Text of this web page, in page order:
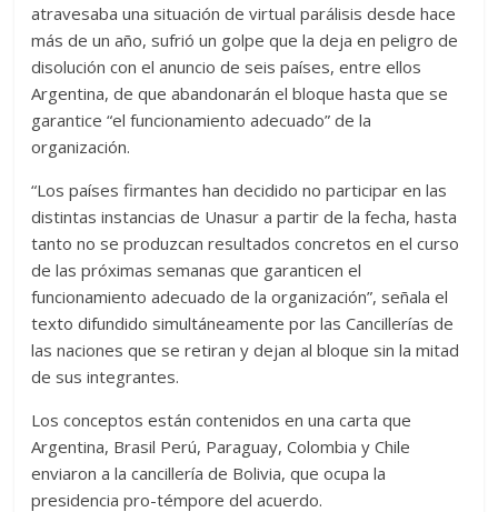
atravesaba una situación de virtual parálisis desde hace
más de un año, sufrió un golpe que la deja en peligro de
disolución con el anuncio de seis países, entre ellos
Argentina, de que abandonarán el bloque hasta que se
garantice “el funcionamiento adecuado” de la
organización.
“Los países firmantes han decidido no participar en las
distintas instancias de Unasur a partir de la fecha, hasta
tanto no se produzcan resultados concretos en el curso
de las próximas semanas que garanticen el
funcionamiento adecuado de la organización”, señala el
texto difundido simultáneamente por las Cancillerías de
las naciones que se retiran y dejan al bloque sin la mitad
de sus integrantes.
Los conceptos están contenidos en una carta que
Argentina, Brasil Perú, Paraguay, Colombia y Chile
enviaron a la cancillería de Bolivia, que ocupa la
presidencia pro-témpore del acuerdo.